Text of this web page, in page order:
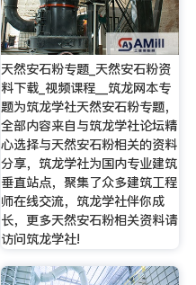
天然安石粉专题_天然安石粉资
料下载_视频课程__筑龙网本专
题为筑龙学社天然安石粉专题，
全部内容来自与筑龙学社论坛精
心选择与天然安石粉相关的资料
分享，筑龙学社为国内专业建筑
垂直站点，聚集了众多建筑工程
师在线交流，筑龙学社伴你成
长，更多天然安石粉相关资料请
访问筑龙学社!